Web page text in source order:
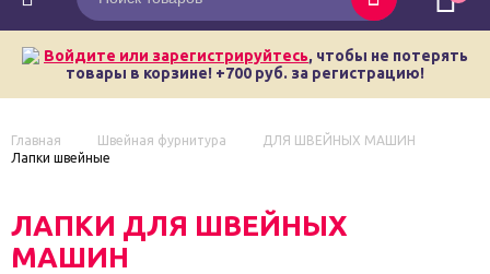
Войдите или зарегистрируйтесь, чтобы не потерять
товары в корзине! +700 руб. за регистрацию!
Главная Швейная фурнитура
ДЛЯ ШВЕЙНЫХ МАШИН
Лапки швейные
ЛАПКИ ДЛЯ ШВЕЙНЫХ
МАШИН